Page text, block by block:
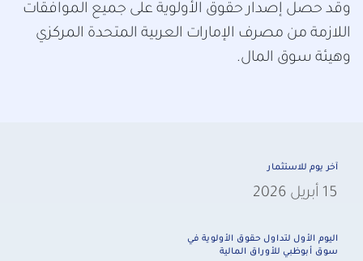
وقد حصل إصدار حقوق الأولوية على جميع الموافقات
اللازمة من مصرف الإمارات العربية المتحدة المركزي
وهيئة سوق المال.
آخر يوم للاستثمار
15 أبريل 2026
اليوم الأول لتداول حقوق الأولوية في
سوق أبوظبي للأوراق المالية